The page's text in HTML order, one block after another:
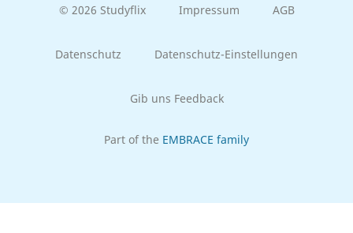
© 2026 Studyflix Impressum AGB
Datenschutz Datenschutz-Einstellungen
Gib uns Feedback
Part of the EMBRACE family